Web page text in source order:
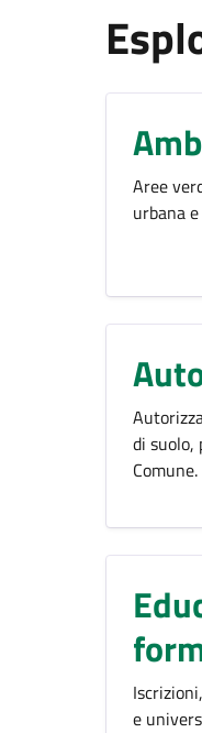
Aree
urbana
di suolo,
Comune.
e